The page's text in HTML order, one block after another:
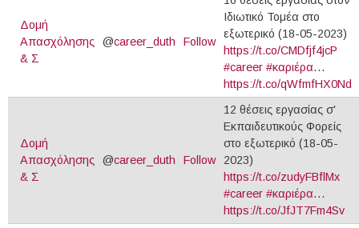
Δομή
Απασχόλησης
& Σ
@career_duth Follow
Ιδιωτικό Τομέα στο
εξωτερικό (18-05-2023)
https://t.co/CMDfjf4jcP
#career #καριέρα…
https://t.co/qWfmfHX0Nd
Δομή
Απασχόλησης
& Σ
@career_duth Follow
12 θέσεις εργασίας σ'
Εκπαιδευτικούς Φορείς
στο εξωτερικό (18-05-
2023)
https://t.co/zudyFBflMx
#career #καριέρα…
https://t.co/JfJT7Fm4Sv